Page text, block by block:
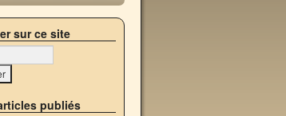
sur ce site
publiés